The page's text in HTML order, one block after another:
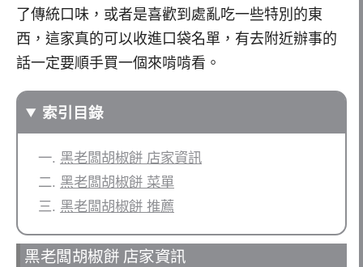
了傳統口味，或者是喜歡到處亂吃一些特別的東
西，這家真的可以收進口袋名單，有去附近辦事的
話一定要順手買一個來啃啃看。
索引目錄
黑老闆胡椒餅 店家資訊
黑老闆胡椒餅 菜單
黑老闆胡椒餅 推薦
黑老闆胡椒餅 店家資訊